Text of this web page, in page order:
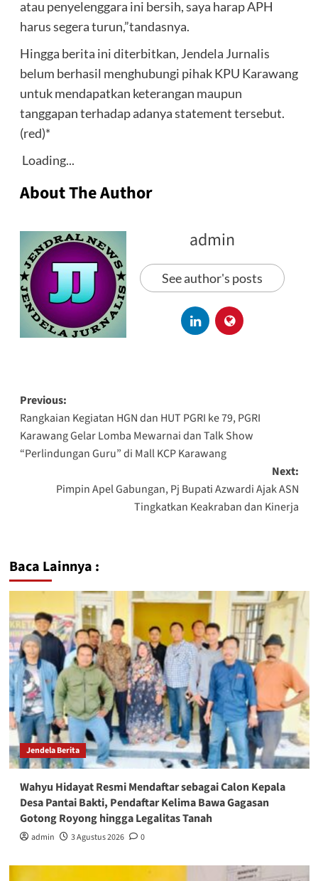
atau penyelenggara ini bersih, saya harap APH
harus segera turun,”tandasnya.
Hingga berita ini diterbitkan, Jendela Jurnalis
belum berhasil menghubungi pihak KPU Karawang
untuk mendapatkan keterangan maupun
tanggapan terhadap adanya statement tersebut.
(red)*
Loading...
About The Author
admin
See author's posts
Previous:
Rangkaian Kegiatan HGN dan HUT PGRI ke 79, PGRI
Karawang Gelar Lomba Mewarnai dan Talk Show
“Perlindungan Guru” di Mall KCP Karawang
Next:
Pimpin Apel Gabungan, Pj Bupati Azwardi Ajak ASN
Tingkatkan Keakraban dan Kinerja
Baca Lainnya :
Jendela Berita
Wahyu Hidayat Resmi Mendaftar sebagai Calon Kepala
Desa Pantai Bakti, Pendaftar Kelima Bawa Gagasan
Gotong Royong hingga Legalitas Tanah
admin 3 Agustus 2026 0